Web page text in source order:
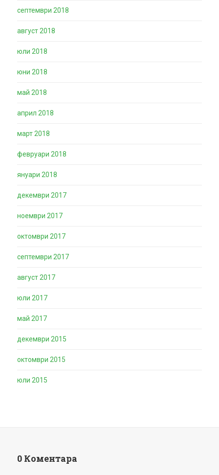
септември 2018
август 2018
юли 2018
юни 2018
май 2018
април 2018
март 2018
февруари 2018
януари 2018
декември 2017
ноември 2017
октомври 2017
септември 2017
август 2017
юли 2017
май 2017
декември 2015
октомври 2015
юли 2015
0 Коментара